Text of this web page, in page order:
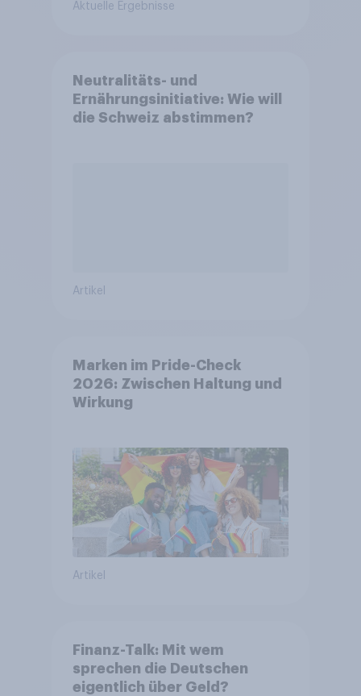
Aktuelle Ergebnisse
Neutralitäts- und
Ernährungsinitiative: Wie will
die Schweiz abstimmen?
Artikel
Marken im Pride-Check
2026: Zwischen Haltung und
Wirkung
Artikel
Finanz-Talk: Mit wem
sprechen die Deutschen
eigentlich über Geld?